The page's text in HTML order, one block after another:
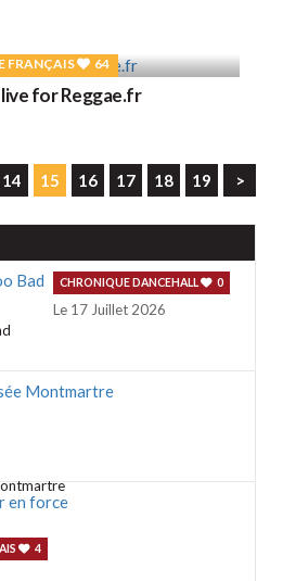
FRANÇAIS 64
live for Reggae.fr
14 15 16 17 18 19 >
CHRONIQUE DANCEHALL 0
Le 17 Juillet 2026
4